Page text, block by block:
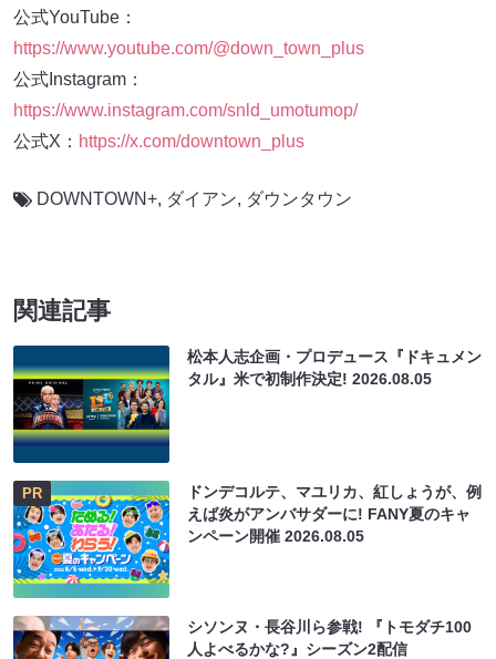
公式YouTube：
https://www.youtube.com/@down_town_plus
公式Instagram：
https://www.instagram.com/snld_umotumop/
公式X： https://x.com/downtown_plus
DOWNTOWN+, ダイアン, ダウンタウン
関連記事
松本人志企画・プロデュース『ドキュメン
タル』米で初制作決定!2026.08.05
PR
ドンデコルテ、マユリカ、紅しょうが、例
えば炎がアンバサダーに! FANY夏のキャ
ンペーン開催2026.08.05
シソンヌ・長谷川ら参戦! 『トモダチ100
人よべるかな?』シーズン2配信